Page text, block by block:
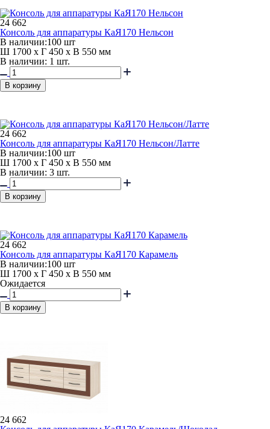
24 662
Консоль для аппаратуры КаЯ170 Нельсон
В наличии:100 шт
Ш 1700 x Г 450 x В 550 мм
В наличии: 1 шт.
В корзину
24 662
Консоль для аппаратуры КаЯ170 Нельсон/Латте
В наличии:100 шт
Ш 1700 x Г 450 x В 550 мм
В наличии: 3 шт.
В корзину
24 662
Консоль для аппаратуры КаЯ170 Карамель
В наличии:100 шт
Ш 1700 x Г 450 x В 550 мм
Ожидается
В корзину
24 662